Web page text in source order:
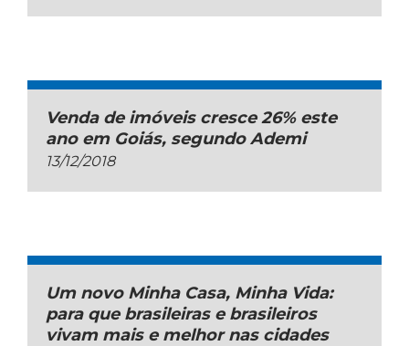
Venda de imóveis cresce 26% este
ano em Goiás, segundo Ademi
13/12/2018
Um novo Minha Casa, Minha Vida:
para que brasileiras e brasileiros
vivam mais e melhor nas cidades